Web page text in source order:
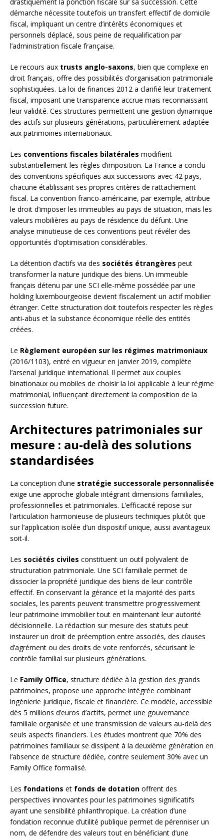
démarche nécessite toutefois un transfert effectif de domicile
fiscal, impliquant un centre d’intérêts économiques et
personnels déplacé, sous peine de requalification par
l’administration fiscale française.
Le recours aux trusts anglo-saxons, bien que complexe en
droit français, offre des possibilités d’organisation patrimoniale
sophistiquées. La loi de finances 2012 a clarifié leur traitement
fiscal, imposant une transparence accrue mais reconnaissant
leur validité. Ces structures permettent une gestion dynamique
des actifs sur plusieurs générations, particulièrement adaptée
aux patrimoines internationaux.
Les conventions fiscales bilatérales modifient
substantiellement les règles d’imposition. La France a conclu
des conventions spécifiques aux successions avec 42 pays,
chacune établissant ses propres critères de rattachement
fiscal. La convention franco-américaine, par exemple, attribue
le droit d’imposer les immeubles au pays de situation, mais les
valeurs mobilières au pays de résidence du défunt. Une
analyse minutieuse de ces conventions peut révéler des
opportunités d’optimisation considérables.
La détention d’actifs via des sociétés étrangères peut
transformer la nature juridique des biens. Un immeuble
français détenu par une SCI elle-même possédée par une
holding luxembourgeoise devient fiscalement un actif mobilier
étranger. Cette structuration doit toutefois respecter les règles
anti-abus et la substance économique réelle des entités
créées.
Le Règlement européen sur les régimes matrimoniaux
(2016/1103), entré en vigueur en janvier 2019, complète
l’arsenal juridique international. Il permet aux couples
binationaux ou mobiles de choisir la loi applicable à leur régime
matrimonial, influençant directement la composition de la
succession future.
Architectures patrimoniales sur
mesure : au-delà des solutions
standardisées
La conception d’une stratégie successorale personnalisée
exige une approche globale intégrant dimensions familiales,
professionnelles et patrimoniales. L’efficacité repose sur
l’articulation harmonieuse de plusieurs techniques plutôt que
sur l’application isolée d’un dispositif unique, aussi avantageux
soit-il.
Les sociétés civiles constituent un outil polyvalent de
structuration patrimoniale. Une SCI familiale permet de
dissocier la propriété juridique des biens de leur contrôle
effectif. En conservant la gérance et la majorité des parts
sociales, les parents peuvent transmettre progressivement
leur patrimoine immobilier tout en maintenant leur autorité
décisionnelle. La rédaction sur mesure des statuts peut
instaurer un droit de préemption entre associés, des clauses
d’agrément ou des droits de vote renforcés, sécurisant le
contrôle familial sur plusieurs générations.
Le Family Office, structure dédiée à la gestion des grands
patrimoines, propose une approche intégrée combinant
ingénierie juridique, fiscale et financière. Ce modèle, accessible
dès 5 millions d’euros d’actifs, permet une gouvernance
familiale organisée et une transmission de valeurs au-delà des
seuls aspects financiers. Les études montrent que 70% des
patrimoines familiaux se dissipent à la deuxième génération en
l’absence de structure dédiée, contre seulement 30% avec un
Family Office formalisé.
Les fondations et fonds de dotation offrent des
perspectives innovantes pour les patrimoines significatifs
ayant une sensibilité philanthropique. La création d’une
fondation reconnue d’utilité publique permet de pérenniser un
nom, de défendre des valeurs tout en bénéficiant d’une